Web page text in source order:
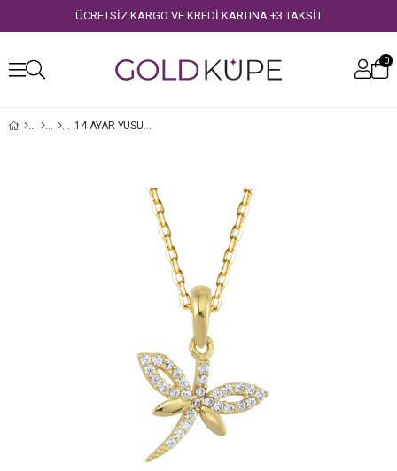
ÜCRETSİZ KARGO VE KREDİ KARTINA +3 TAKSİT
0
14 AYAR YUSUFÇUK ALTIN KOLYE